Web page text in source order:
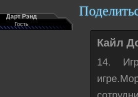
Дарт Рэнд
Гость
Кайл
14.